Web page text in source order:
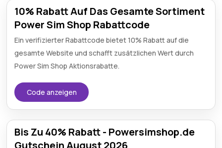
10% Rabatt Auf Das Gesamte Sortiment
Power Sim Shop Rabattcode
Ein verifizierter Rabattcode bietet 10% Rabatt auf die
gesamte Website und schafft zusätzlichen Wert durch
Power Sim Shop Aktionsrabatte.
Code anzeigen
Bis Zu 40% Rabatt - Powersimshop.de
Gutschein August 2026